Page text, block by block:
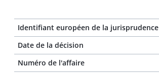
Identifiant européen de la jurisprudence
Date de la décision
Numéro de l'affaire